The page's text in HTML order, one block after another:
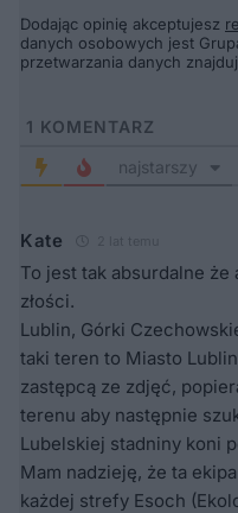
Dodając opinię akceptujesz
danych osobowych jest
przetwarzania danych
1 KOMENTARZ
najstarszy
Kate
To jest tak absurdalne
złości.
Lublin, Górki
taki teren to Miasto
zastępcą ze zdjęć,
terenu aby następnie
Lubelskiej stadniny koni
Mam nadzieję, że ta
każdej strefy Esoch